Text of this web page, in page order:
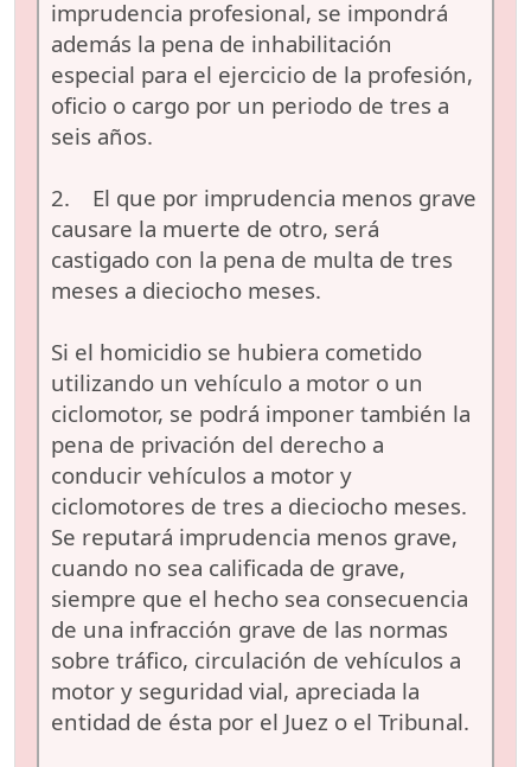
imprudencia profesional, se impondrá
además la pena de inhabilitación
especial para el ejercicio de la profesión,
oficio o cargo por un periodo de tres a
seis años.
2. El que por imprudencia menos grave
causare la muerte de otro, será
castigado con la pena de multa de tres
meses a dieciocho meses.
Si el homicidio se hubiera cometido
utilizando un vehículo a motor o un
ciclomotor, se podrá imponer también la
pena de privación del derecho a
conducir vehículos a motor y
ciclomotores de tres a dieciocho meses.
Se reputará imprudencia menos grave,
cuando no sea calificada de grave,
siempre que el hecho sea consecuencia
de una infracción grave de las normas
sobre tráfico, circulación de vehículos a
motor y seguridad vial, apreciada la
entidad de ésta por el Juez o el Tribunal.